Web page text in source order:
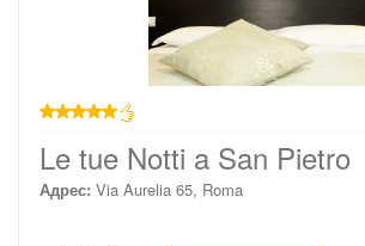
Le tue Notti a San Pietro
Адрес: Via Aurelia 65, Roma